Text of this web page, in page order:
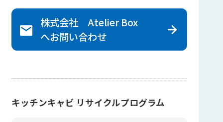
株式会社 Atelier Box
へお問い合わせ
キッチンキャビ リサイクルプログラム